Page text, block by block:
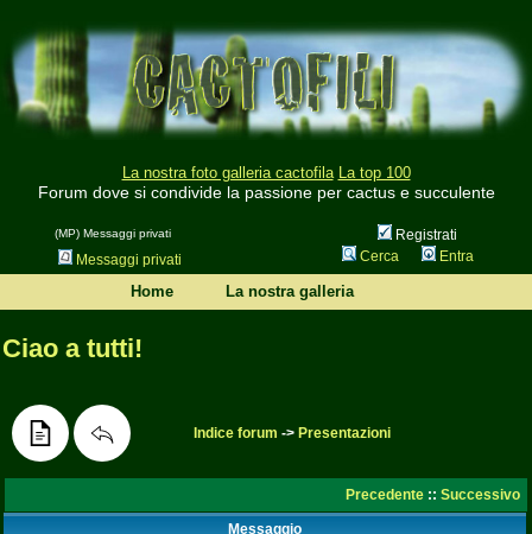
La nostra foto galleria cactofila La top 100
Forum dove si condivide la passione per cactus e succulente
(MP) Messaggi privati
Registrati
Messaggi privati
Cerca Entra
Home La nostra galleria
Ciao a tutti!
Indice forum -> Presentazioni
Precedente :: Successivo
Messaggio